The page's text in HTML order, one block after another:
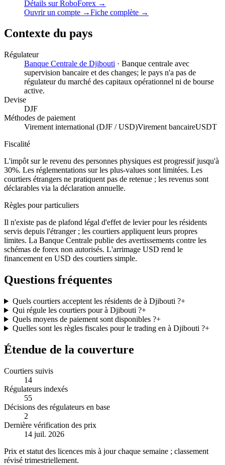
Détails sur RoboForex →
Ouvrir un compte →Fiche complète →
Contexte du pays
Régulateur
Banque Centrale de Djibouti · Banque centrale avec
supervision bancaire et des changes; le pays n'a pas de
régulateur du marché des capitaux opérationnel ni de bourse
active.
Devise
DJF
Méthodes de paiement
Virement international (DJF / USD)Virement bancaireUSDT
Fiscalité
L'impôt sur le revenu des personnes physiques est progressif jusqu'à
30%. Les réglementations sur les plus-values sont limitées. Les
courtiers étrangers ne pratiquent pas de retenue ; les revenus sont
déclarables via la déclaration annuelle.
Règles pour particuliers
Il n'existe pas de plafond légal d'effet de levier pour les résidents
servis depuis l'étranger ; les courtiers appliquent leurs propres
limites. La Banque Centrale publie des avertissements contre les
schémas de forex non autorisés. L'arrimage USD rend le
financement en USD des courtiers simple.
Questions fréquentes
Quels courtiers acceptent les résidents de à Djibouti ?+
Qui régule les courtiers pour à Djibouti ?+
Quels moyens de paiement sont disponibles ?+
Quelles sont les règles fiscales pour le trading en à Djibouti ?+
Étendue de la couverture
Courtiers suivis
14
Régulateurs indexés
55
Décisions des régulateurs en base
2
Dernière vérification des prix
14 juil. 2026
Prix et statut des licences mis à jour chaque semaine ; classement
révisé trimestriellement.